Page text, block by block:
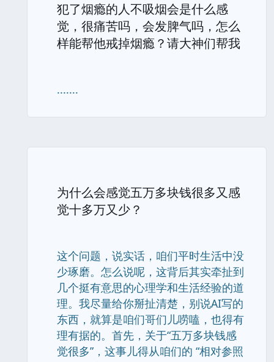
犯了烟瘾的人不吸烟会是什么感
觉，很痛苦吗，会发脾气吗，怎么
样能帮他戒掉烟瘾？请大神们帮我
.......
为什么会感觉五万多块钱很多又感
觉十多万又少？
这个问题，说实话，咱们平时生活中没
少琢磨。怎么说呢，这背后其实牵扯到
几个挺有意思的心理学和生活经验的道
理。我尽量给你掰扯清楚，别说AI写的
东西，就算是咱们哥们儿唠嗑，也得有
理有据的。首先，关于“五万多块钱感
觉很多”，这事儿得从咱们的 “相对参照